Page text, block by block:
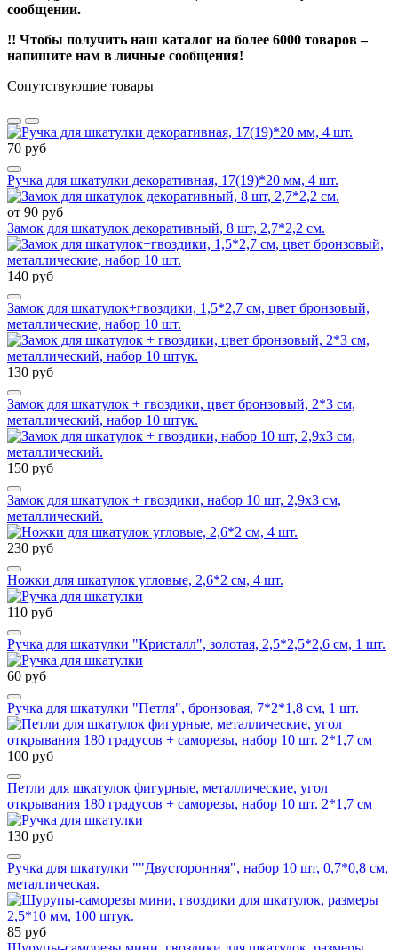
сообщении.
!! Чтобы получить наш каталог на более 6000 товаров –
напишите нам в личные сообщения!
Сопутствующие товары
70 руб
Ручка для шкатулки декоративная, 17(19)*20 мм, 4 шт.
от 90 руб
Замок для шкатулок декоративный, 8 шт, 2,7*2,2 см.
140 руб
Замок для шкатулок+гвоздики, 1,5*2,7 см, цвет бронзовый,
металлические, набор 10 шт.
130 руб
Замок для шкатулок + гвоздики, цвет бронзовый, 2*3 см,
металлический, набор 10 штук.
150 руб
Замок для шкатулок + гвоздики, набор 10 шт, 2,9х3 см,
металлический.
230 руб
Ножки для шкатулок угловые, 2,6*2 см, 4 шт.
110 руб
Ручка для шкатулки "Кристалл", золотая, 2,5*2,5*2,6 см, 1 шт.
60 руб
Ручка для шкатулки "Петля", бронзовая, 7*2*1,8 см, 1 шт.
100 руб
Петли для шкатулок фигурные, металлические, угол
открывания 180 градусов + саморезы, набор 10 шт. 2*1,7 см
130 руб
Ручка для шкатулки ""Двусторонняя", набор 10 шт, 0,7*0,8 см,
металлическая.
85 руб